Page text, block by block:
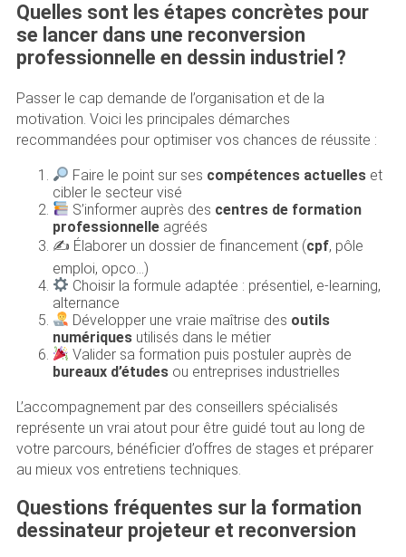
Quelles sont les étapes concrètes pour
se lancer dans une reconversion
professionnelle en dessin industriel ?
Passer le cap demande de l’organisation et de la
motivation. Voici les principales démarches
recommandées pour optimiser vos chances de réussite :
Faire le point sur ses compétences actuelleset
cibler le secteur visé
S’informer auprès des centres de formation
professionnelleagréés
✍️ Élaborer un dossier de financement (cpf, pôle
emploi, opco…)
Choisir la formule adaptée : présentiel, e-learning,
alternance
Développer une vraie maîtrise des outils
numériquesutilisés dans le métier
Valider sa formation puis postuler auprès de
bureaux d’étudesou entreprises industrielles
L’accompagnement par des conseillers spécialisés
représente un vrai atout pour être guidé tout au long de
votre parcours, bénéficier d’offres de stages et préparer
au mieux vos entretiens techniques.
Questions fréquentes sur la formation
dessinateur projeteur et reconversion